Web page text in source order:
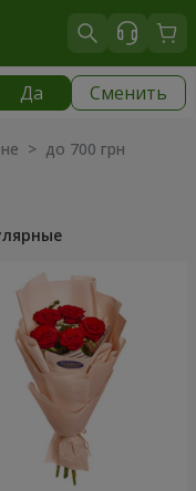
Да Сменить
> до 700 грн